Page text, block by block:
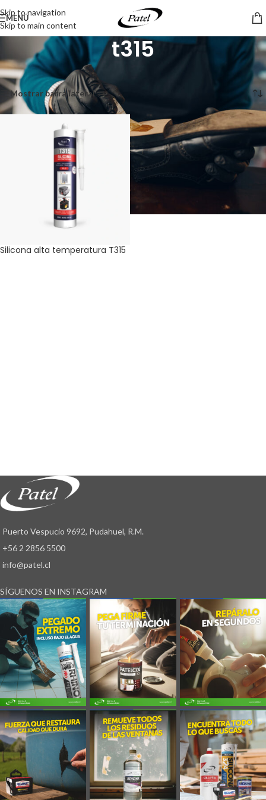
Skip to navigation
Skip to main content
MENÚ
t315
Inicio/Productos etiquetados “t315” Mostrando el único resultado
Mostrar barra lateral
Silicona alta temperatura T315
Puerto Vespucio 9692, Pudahuel, R.M.
+56 2 2856 5500
info@patel.cl
SÍGUENOS EN INSTAGRAM